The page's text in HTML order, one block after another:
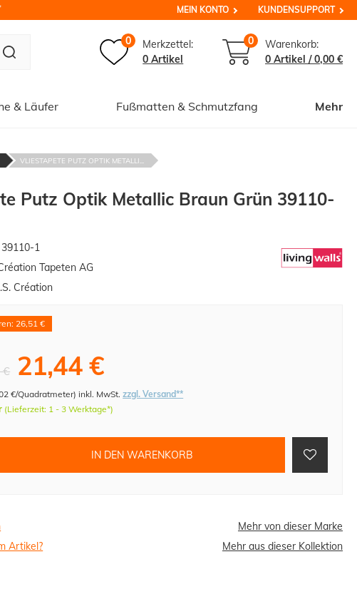
MEIN KONTO KUNDENSUPPORT
0
Merkzettel:
0 Artikel
0
Warenkorb:
0 Artikel /0,00 €
& Läufer Fußmatten & Schmutzfang Mehr
VLIESTAPETE PUTZ OPTIK METALLI...
Putz Optik Metallic Braun Grün 39110-
39110-1
Tapeten AG
Création
26,51 €
€ 21,44 €
€/Quadratmeter)inkl. MwSt.zzgl. Versand**
(Lieferzeit: 1 - 3 Werktage*)
IN DEN WARENKORB
Mehr von dieser Marke
Artikel?
Mehr aus dieser Kollektion